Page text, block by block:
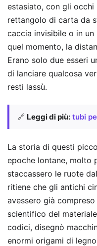
estasiato, con gli occhi
rettangolo di carta da
caccia invisibile o in
quel momento, la
Erano solo due esseri
di lanciare qualcosa
resti lassù.
🔗 Leggi di più: tubi
La storia di questi
epoche lontane, molto
staccassero le ruote
ritiene che gli antichi
avessero già
scientifico del
codici, disegnò
enormi origami di